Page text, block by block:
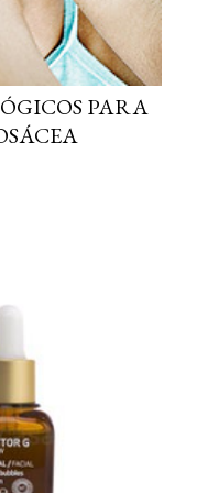
PARA